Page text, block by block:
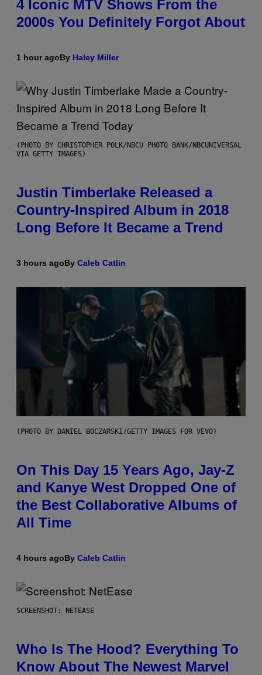
4 Iconic MTV Shows From the
2000s You Definitely Forgot About
1 hour agoBy Haley Miller
(PHOTO BY CHRISTOPHER POLK/NBCU PHOTO BANK/NBCUNIVERSAL
VIA GETTY IMAGES)
Justin Timberlake Released a
Country-Inspired Album in 2018
Long Before It Became a Trend
3 hours agoBy Caleb Catlin
(PHOTO BY DANIEL BOCZARSKI/GETTY IMAGES FOR VEVO)
On This Day 15 Years Ago, Jay-Z
and Kanye West Dropped One of
the Best Collaborative Albums of
All Time
4 hours agoBy Caleb Catlin
SCREENSHOT: NETEASE
Who Is The Hood? Everything To
Know About The Newest Marvel